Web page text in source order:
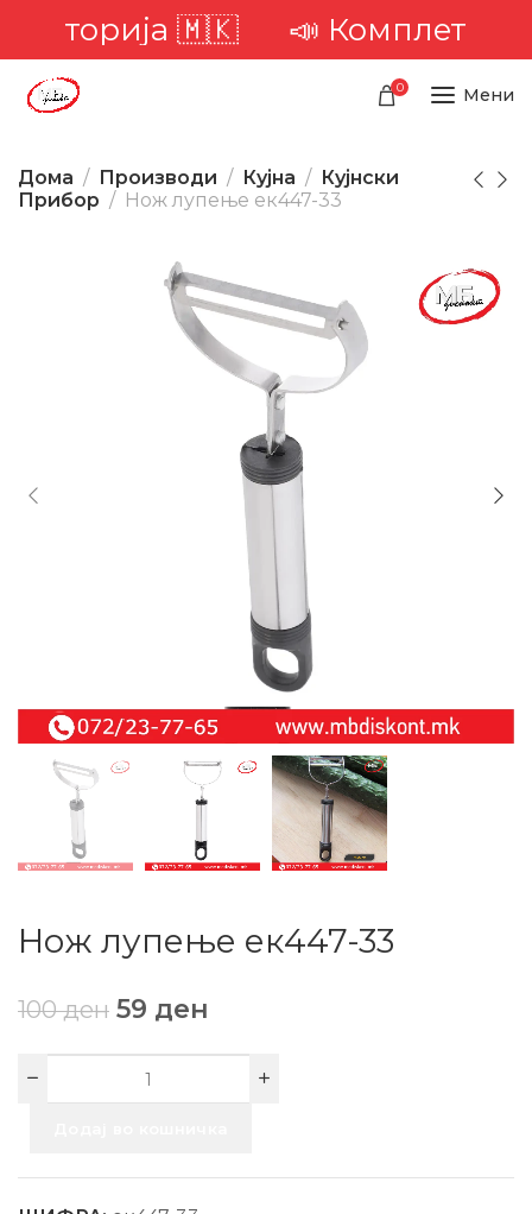
🇲🇰📣 Комплетна
0 Мени
Дома Производи Кујна
Кујнски
Прибор
Нож лупење ек447-33
Нож лупење ек447-33
100ден 59 ден